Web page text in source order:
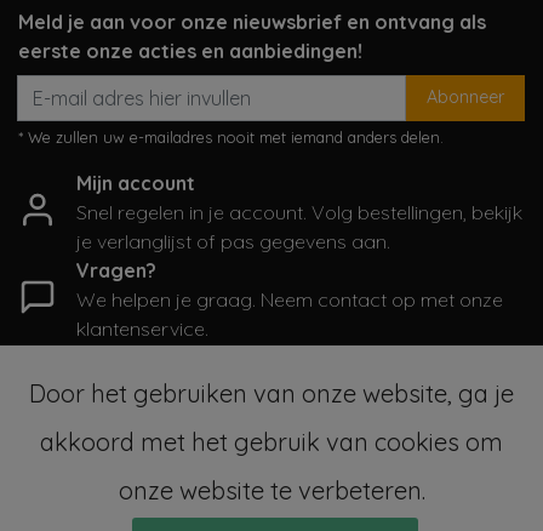
Meld je aan voor onze nieuwsbrief en ontvang als
eerste onze acties en aanbiedingen!
Abonneer
* We zullen uw e-mailadres nooit met iemand anders delen.
Mijn account
Snel regelen in je account. Volg bestellingen, bekijk
je verlanglijst of pas gegevens aan.
Vragen?
We helpen je graag. Neem contact op met onze
klantenservice.
Informatie
Categorieën
Door het gebruiken van onze website, ga je
akkoord met het gebruik van cookies om
onze website te verbeteren.